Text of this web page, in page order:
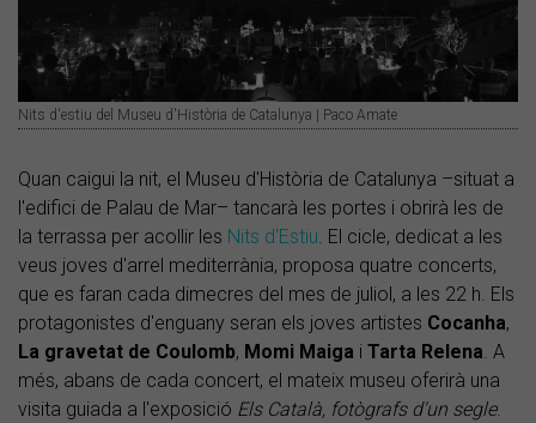
Nits d'estiu del Museu d'Història de Catalunya | Paco Amate
Quan caigui la nit, el Museu d'Història de Catalunya –situat a
l'edifici de Palau de Mar– tancarà les portes i obrirà les de
la terrassa per acollir les Nits d'Estiu. El cicle, dedicat a les
veus joves d'arrel mediterrània, proposa quatre concerts,
que es faran cada dimecres del mes de juliol, a les 22 h. Els
protagonistes d'enguany seran els joves artistes Cocanha,
La gravetat de Coulomb, Momi Maiga i Tarta Relena. A
més, abans de cada concert, el mateix museu oferirà una
visita guiada a l'exposició Els Català, fotògrafs d'un segle.